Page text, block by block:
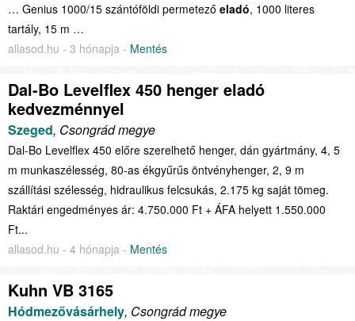
… Genius 1000/15 szántóföldi permetező eladó, 1000 literes
tartály, 15 m …
allasod.hu - 3 hónapja - Mentés
Dal-Bo Levelflex 450 henger eladó
kedvezménnyel
Szeged, Csongrád megye
Dal-Bo Levelflex 450 előre szerelhető henger, dán gyártmány, 4, 5
m munkaszélesség, 80-as ékgyűrűs öntvényhenger, 2, 9 m
szállítási szélesség, hidraulikus felcsukás, 2.175 kg saját tömeg.
Raktári engedményes ár: 4.750.000 Ft + ÁFA helyett 1.550.000
Ft...
allasod.hu - 4 hónapja - Mentés
Kuhn VB 3165
Hódmezővásárhely, Csongrád megye